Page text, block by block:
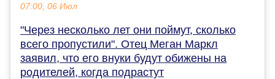
07:00, 06 Июл
"Через несколько лет они поймут, сколько
всего пропустили". Отец Меган Маркл
заявил, что его внуки будут обижены на
родителей, когда подрастут